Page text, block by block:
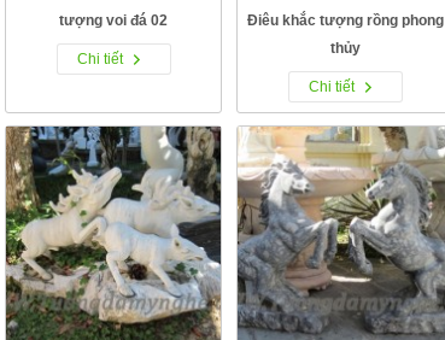
tượng voi đá 02
Chi tiết
Điêu khắc tượng rồng phong
thủy
Chi tiết